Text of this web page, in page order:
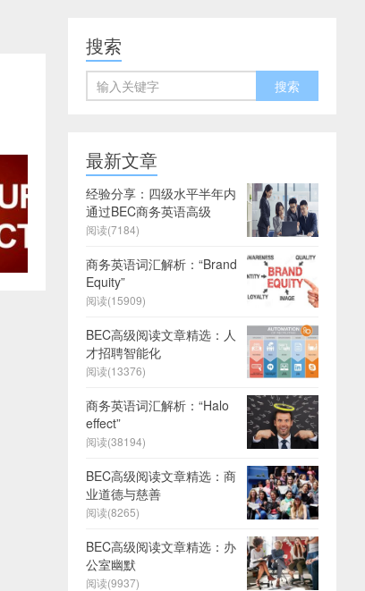
搜索
最新文章
经验分享：四级水平半年内
通过BEC商务英语高级
阅读(7184)
商务英语词汇解析：“Brand
Equity”
阅读(15909)
BEC高级阅读文章精选：人
才招聘智能化
阅读(13376)
商务英语词汇解析：“Halo
effect”
阅读(38194)
BEC高级阅读文章精选：商
业道德与慈善
阅读(8265)
BEC高级阅读文章精选：办
公室幽默
阅读(9937)